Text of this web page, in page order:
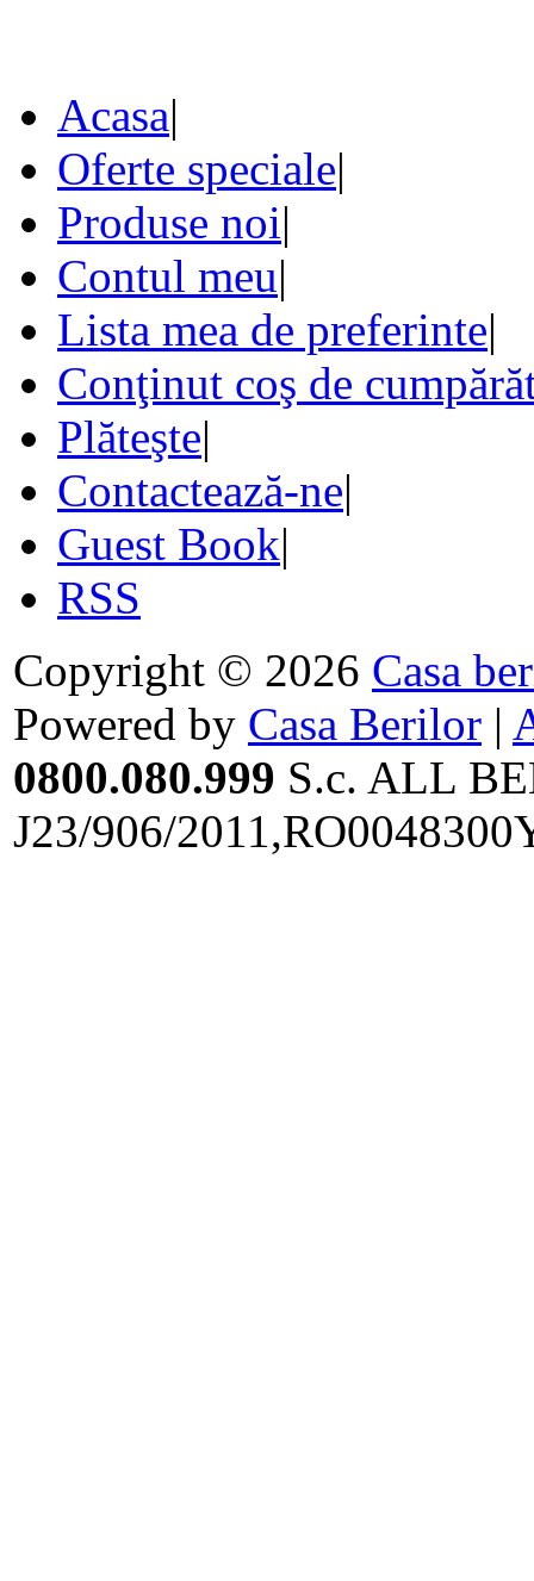
Acasa|
Oferte speciale|
Produse noi|
Contul meu|
Lista mea de preferinte|
Conţinut coş de
Plăteşte|
Contactează-ne|
Guest Book|
RSS
Copyright © 2026 Casa
Powered by Casa Berilor |
0800.080.999 S.c. ALL
J23/906/